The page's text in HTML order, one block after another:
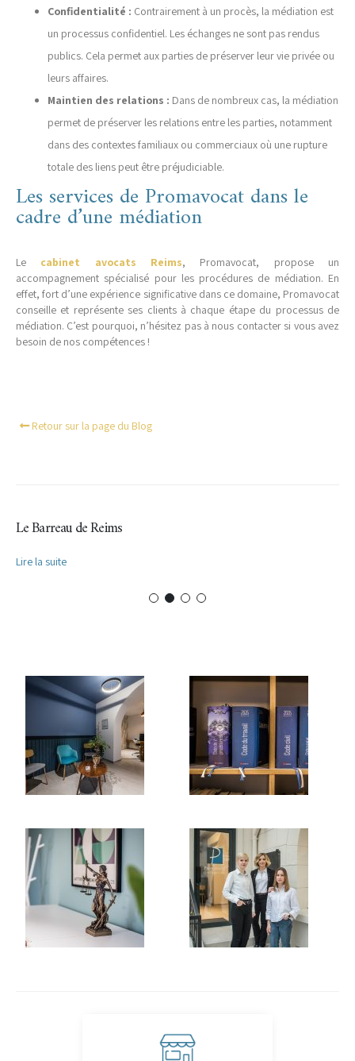
Confidentialité : Contrairement à un procès, la médiation est
un processus confidentiel. Les échanges ne sont pas rendus
publics. Cela permet aux parties de préserver leur vie privée ou
leurs affaires.
Maintien des relations : Dans de nombreux cas, la médiation
permet de préserver les relations entre les parties, notamment
dans des contextes familiaux ou commerciaux où une rupture
totale des liens peut être préjudiciable.
Les services de Promavocat dans le
cadre d’une médiation
Le cabinet avocats Reims, Promavocat, propose un
accompagnement spécialisé pour les procédures de médiation. En
effet, fort d’une expérience significative dans ce domaine, Promavocat
conseille et représente ses clients à chaque étape du processus de
médiation. C’est pourquoi, n’hésitez pas à nous contacter si vous avez
besoin de nos compétences !
Retour sur la page du Blog
Le Barreau de Reims
Lire la suite